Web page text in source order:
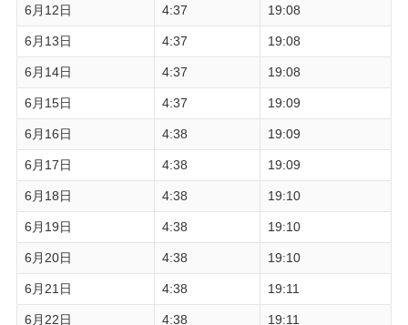
6月12日 4:37 19:08
6月13日 4:37 19:08
6月14日 4:37 19:08
6月15日 4:37 19:09
6月16日 4:38 19:09
6月17日 4:38 19:09
6月18日 4:38 19:10
6月19日 4:38 19:10
6月20日 4:38 19:10
6月21日 4:38 19:11
6月22日 4:38 19:11